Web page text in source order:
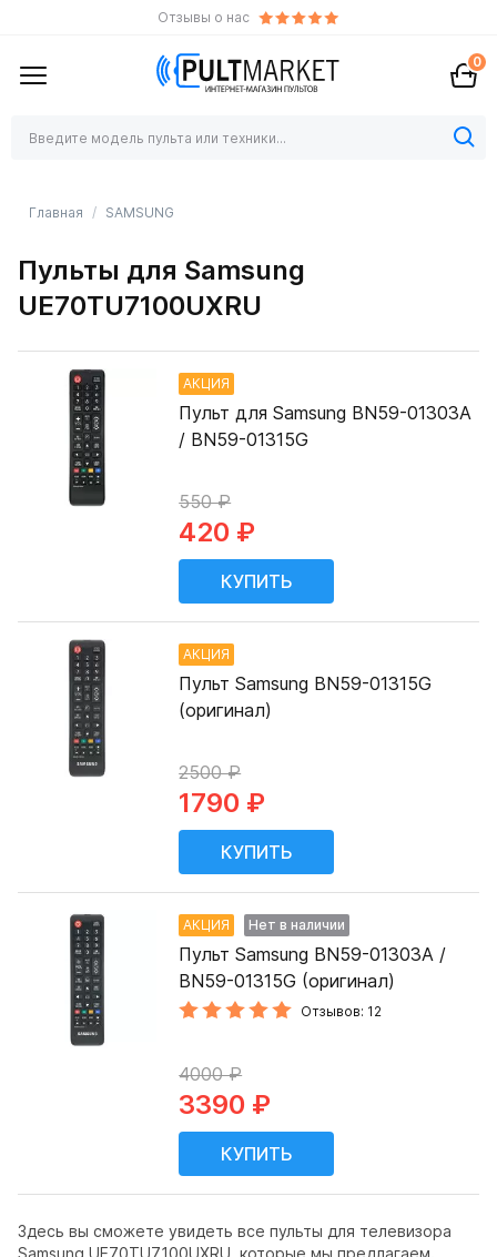
Отзывы о нас
0
Главная SAMSUNG
Пульты для Samsung
UE70TU7100UXRU
Здесь вы сможете увидеть все пульты для телевизора
Samsung UE70TU7100UXRU, которые мы предлагаем.
АКЦИЯ
Пульт для Samsung BN59-01303A
/ BN59-01315G
550 ₽
420 ₽
АКЦИЯ
Пульт Samsung BN59-01315G
(оригинал)
2500 ₽
1790 ₽
АКЦИЯ Нет в наличии
Пульт Samsung BN59-01303A /
BN59-01315G (оригинал)
Отзывов: 12
4000 ₽
3390 ₽